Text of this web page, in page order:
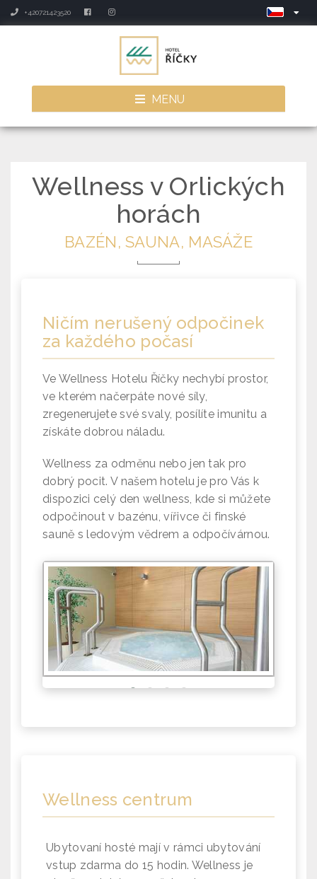
+420721423520
MENU
Wellness v Orlických
horách
BAZÉN, SAUNA, MASÁŽE
Ničím nerušený odpočinek
za každého počasí
Ve Wellness Hotelu Říčky nechybí prostor,
ve kterém načerpáte nové síly,
zregenerujete své svaly, posílíte imunitu a
získáte dobrou náladu.
Wellness za odměnu nebo jen tak pro
dobrý pocit. V našem hotelu je pro Vás k
dispozici celý den wellness, kde si můžete
odpočinout v bazénu, vířivce či finské
sauně s ledovým vědrem a odpočívárnou.
Wellness centrum
Ubytovaní hosté mají v rámci ubytování
vstup zdarma do 15 hodin. Wellness je